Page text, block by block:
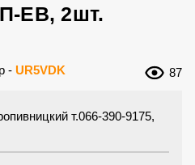
ЕВ, 2шт.
- UR5VDK 87
т.066-390-9175,